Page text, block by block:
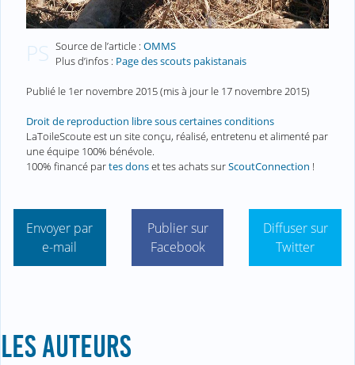
PS Source de l’article : OMMS
Plus d’infos : Page des scouts pakistanais
Publié le 1er novembre 2015(mis à jour le 17 novembre 2015)
Droit de reproduction libre sous certaines conditions
LaToileScoute est un site conçu, réalisé, entretenu et alimenté par
une équipe 100% bénévole.
100% financé partes donset tes achats surScoutConnection !
Envoyer par
e-mail
Publier sur
Facebook
Diffuser sur
Twitter
LES AUTEURS